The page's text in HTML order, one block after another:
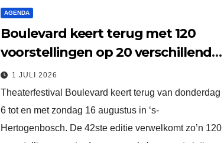
AGENDA
Boulevard keert terug met 120
voorstellingen op 20 verschillende
locaties
1 JULI 2026
Theaterfestival Boulevard keert terug van donderdag
6 tot en met zondag 16 augustus in ‘s-
Hertogenbosch. De 42ste editie verwelkomt zo’n 120